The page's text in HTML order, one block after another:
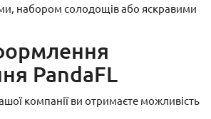
набором солодощів або яскравими
PandaFL
компанії ви отримаєте можливість